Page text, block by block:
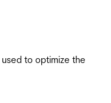
to optimize the